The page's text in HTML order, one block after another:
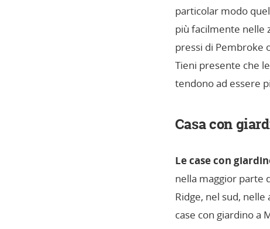
particolar modo
più facilmente nelle
pressi di Pembroke
Tieni presente che
tendono ad essere
Casa con
Le case con
nella maggior parte
Ridge, nel sud,
case con giardino a